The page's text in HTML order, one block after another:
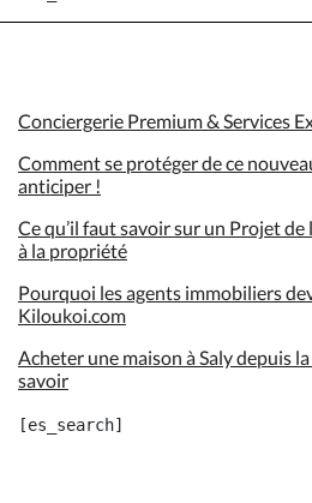
Conciergerie Premium & Services
Comment se protéger de ce
anticiper !
Ce qu’il faut savoir sur un Projet de
à la propriété
Pourquoi les agents immobiliers
Kiloukoi.com
Acheter une maison à Saly depuis
savoir